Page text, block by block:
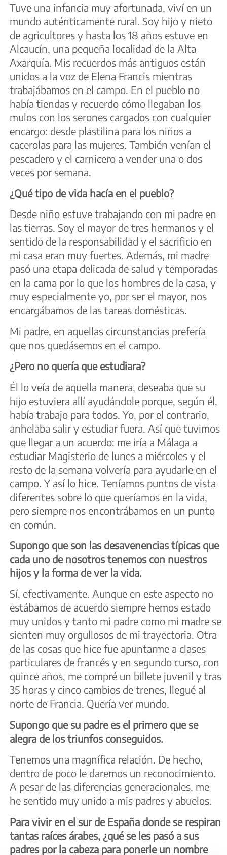
Tuve una infancia muy afortunada, viví en un
mundo auténticamente rural. Soy hijo y nieto
de agricultores y hasta los 18 años estuve en
Alcaucín, una pequeña localidad de la Alta
Axarquía. Mis recuerdos más antiguos están
unidos a la voz de Elena Francis mientras
trabajábamos en el campo. En el pueblo no
había tiendas y recuerdo cómo llegaban los
mulos con los serones cargados con cualquier
encargo: desde plastilina para los niños a
cacerolas para las mujeres. También venían el
pescadero y el carnicero a vender una o dos
veces por semana.
¿Qué tipo de vida hacía en el pueblo?
Desde niño estuve trabajando con mi padre en
las tierras. Soy el mayor de tres hermanos y el
sentido de la responsabilidad y el sacrificio en
mi casa eran muy fuertes. Además, mi madre
pasó una etapa delicada de salud y temporadas
en la cama por lo que los hombres de la casa, y
muy especialmente yo, por ser el mayor, nos
encargábamos de las tareas domésticas.
Mi padre, en aquellas circunstancias prefería
que nos quedásemos en el campo.
¿Pero no quería que estudiara?
Él lo veía de aquella manera, deseaba que su
hijo estuviera allí ayudándole porque, según él,
había trabajo para todos. Yo, por el contrario,
anhelaba salir y estudiar fuera. Así que tuvimos
que llegar a un acuerdo: me iría a Málaga a
estudiar Magisterio de lunes a miércoles y el
resto de la semana volvería para ayudarle en el
campo. Y así lo hice. Teníamos puntos de vista
diferentes sobre lo que queríamos en la vida,
pero siempre nos encontrábamos en un punto
en común.
Supongo que son las desavenencias típicas que
cada uno de nosotros tenemos con nuestros
hijos y la forma de ver la vida.
Sí, efectivamente. Aunque en este aspecto no
estábamos de acuerdo siempre hemos estado
muy unidos y tanto mi padre como mi madre se
sienten muy orgullosos de mi trayectoria. Otra
de las cosas que hice fue apuntarme a clases
particulares de francés y en segundo curso, con
quince años, me compré un billete juvenil y tras
35 horas y cinco cambios de trenes, llegué al
norte de Francia. Quería ver mundo.
Supongo que su padre es el primero que se
alegra de los triunfos conseguidos.
Tenemos una magnífica relación. De hecho,
dentro de poco le daremos un reconocimiento.
A pesar de las diferencias generacionales, me
he sentido muy unido a mis padres y abuelos.
Para vivir en el sur de España donde se respiran
tantas raíces árabes, ¿qué se les pasó a sus
padres por la cabeza para ponerle un nombre